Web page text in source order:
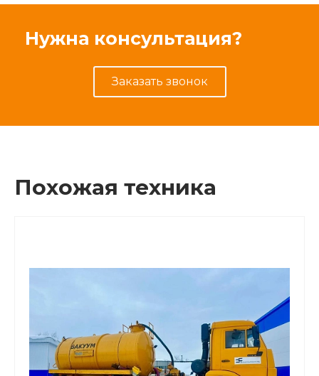
Нужна консультация?
Заказать звонок
Похожая техника